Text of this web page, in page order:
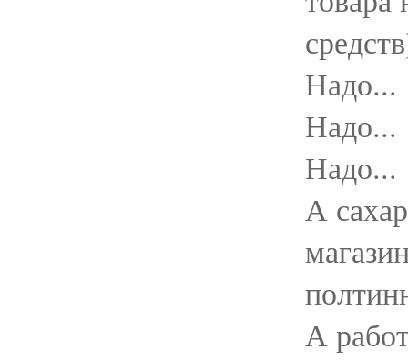
Надо...
Надо...
Надо...
А
А